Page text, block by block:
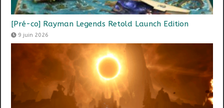
[Pré-co] Rayman Legends Retold Launch Edition
9 juin 2026